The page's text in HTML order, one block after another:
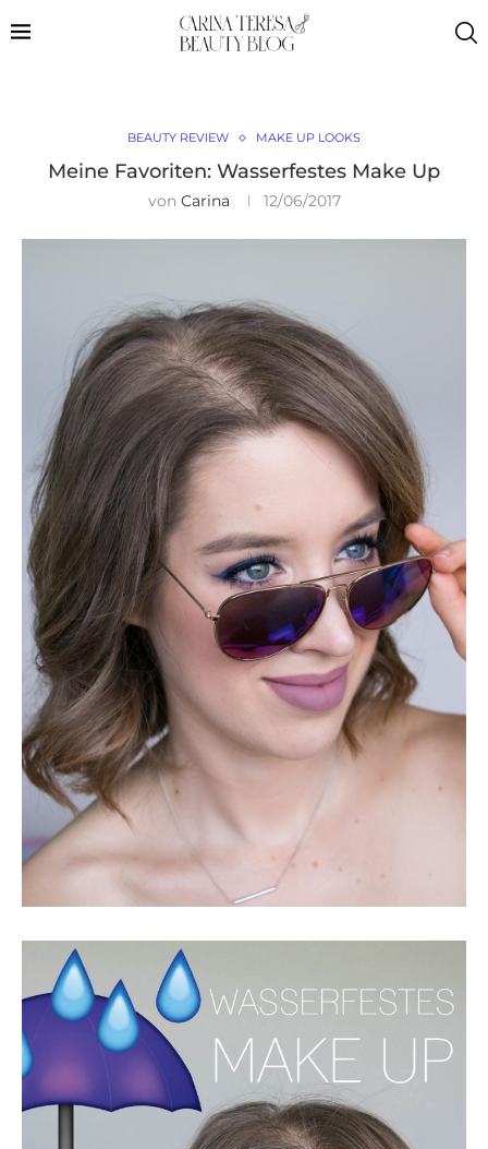
BEAUTY REVIEW MAKE UP LOOKS
Meine Favoriten: Wasserfestes Make Up
von Carina 12/06/2017